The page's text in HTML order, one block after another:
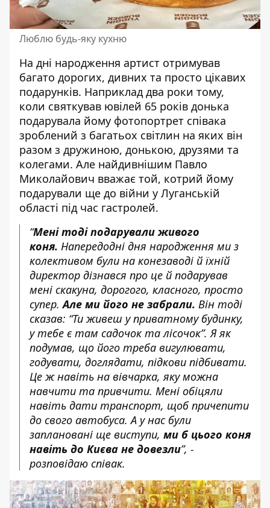
Люблю будь-яку кухню
На дні народження артист отримував
багато дорогих, дивних та просто цікавих
подарунків. Наприклад два роки тому,
коли святкував ювілей 65 років донька
подарувала йому фотопортрет співака
зроблений з багатьох світлин на яких він
разом з дружиною, донькою, друзями та
колегами. Але найдивнішим Павло
Миколайович вважає той, котрий йому
подарували ще до війни у Луганській
області під час гастролей.
“Мені тоді подарували живого
коня. Напередодні дня народження ми з
колективом були на конезаводі й їхній
директор дізнався про це й подарував
мені скакуна, дорогого, класного, просто
супер.Але ми його не забрали. Він тоді
сказав: “Ти живеш у приватному будинку,
у тебе є там садочок та лісочок”. Я як
подумав, що його треба вигулювати,
годувати, доглядати, підкови підбивати.
Це ж навіть на вівчарка, яку можна
навчити та привчити. Мені обіцяли
навіть дати транспорт, щоб причепити
до свого автобуса. А у нас були
заплановані ще виступи, ми б цього коня
навіть до Києва не довезли”, -
розповідаю співак.